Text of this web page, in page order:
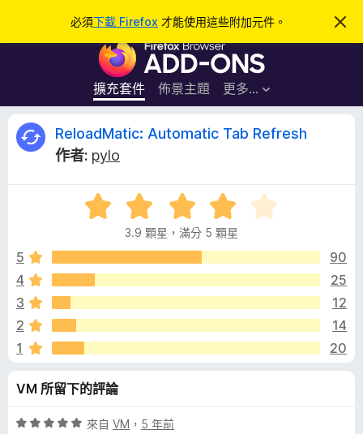
必須下載 Firefox 才能使用這些附加元件。
忽
此
F
r
e
覽
器
附
加
件
擴充套件 佈景主題 更多…
登入
R
o
a
d
M
a
ReloadMatic: Automatic Tab Refresh
作者: pylo
評
價
.
分
滿
5
3.9 顆星，滿分 5 顆星
5
90
4
25
3
12
2
14
1
20
VM 所留下的評論
評
來自 VM ， 5 年前